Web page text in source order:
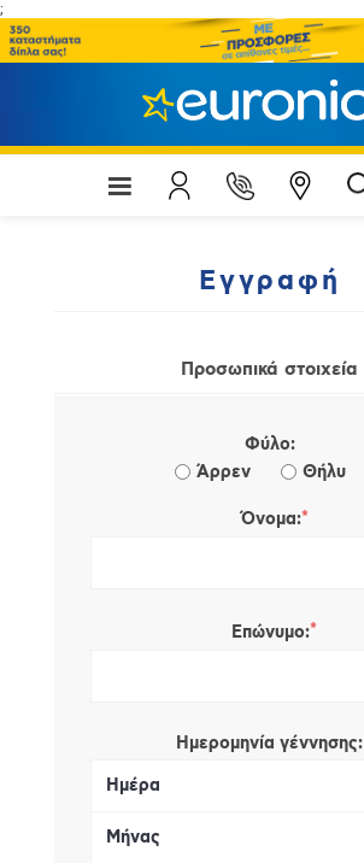
;
Εγγραφή
Προσωπικά στοιχεία
Φύλο:
Άρρεν
Θήλυ
Όνομα:*
Επώνυμο:*
Ημερομηνία γέννησης: